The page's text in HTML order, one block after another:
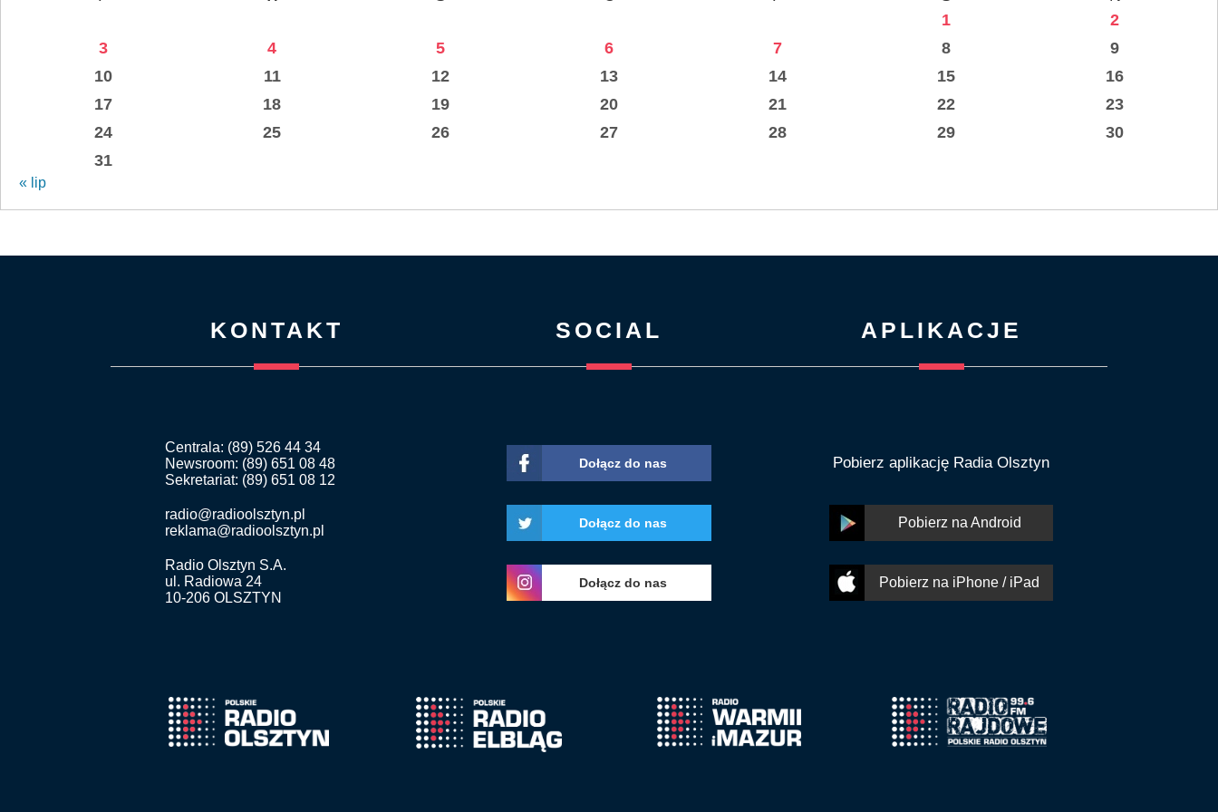
1
2
3
4 5 6 7 8
9
10
11 12 13 14 15
16
17
18 19 20 21 22
23
24
25 26 27 28 29
30
31
« lip
KONTAKT
Centrala: (89) 526 44 34
Newsroom: (89) 651 08 48
Sekretariat: (89) 651 08 12
radio@radioolsztyn.pl
reklama@radioolsztyn.pl
Radio Olsztyn S.A.
ul. Radiowa 24
10-206 OLSZTYN
SOCIAL
Dołącz do nas
Dołącz do nas
Dołącz do nas
APLIKACJE
Pobierz aplikację Radia Olsztyn
Pobierz na Android
Pobierz na iPhone / iPad